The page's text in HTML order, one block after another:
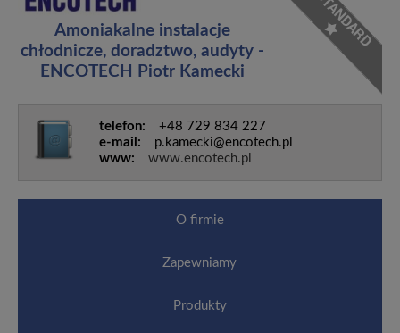
Amoniakalne instalacje
chłodnicze, doradztwo, audyty -
ENCOTECH Piotr Kamecki
telefon:
+48 729 834 227
e-mail:
p.kamecki@encotech.pl
www:
www.encotech.pl
O firmie
Zapewniamy
Produkty